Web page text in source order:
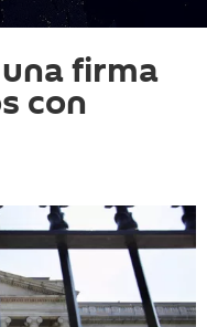
una firma
con